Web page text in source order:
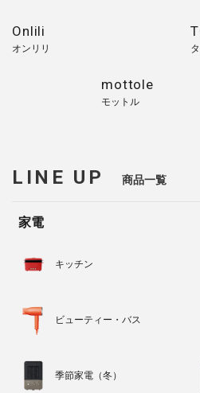
Onlili
オンリリ
mottole
モットル
LINE UP 商品一覧
家電
キッチン
ビューティー・バス
季節家電（冬）